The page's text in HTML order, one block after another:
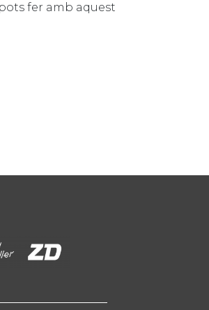
fer amb aquest